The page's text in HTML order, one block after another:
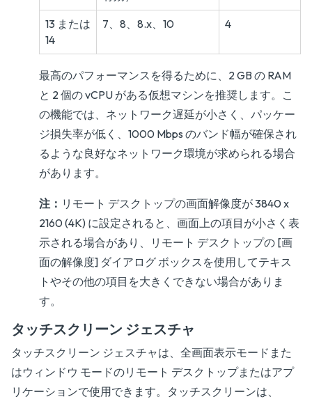
13 または
14
7、8、8.x、10 4
最高のパフォーマンスを得るために、2 GB の RAM
と 2 個の vCPU がある仮想マシンを推奨します。こ
の機能では、ネットワーク遅延が小さく、パッケー
ジ損失率が低く、1000 Mbps のバンド幅が確保され
るような良好なネットワーク環境が求められる場合
があります。
注： リモート デスクトップの画面解像度が 3840 x
2160 (4K) に設定されると、画面上の項目が小さく表
示される場合があり、リモート デスクトップの [画
面の解像度] ダイアログ ボックスを使用してテキス
トやその他の項目を大きくできない場合がありま
す。
タッチスクリーン ジェスチャ
タッチスクリーン ジェスチャは、全画面表示モードまた
はウィンドウ モードのリモート デスクトップまたはアプ
リケーションで使用できます。タッチスクリーンは、